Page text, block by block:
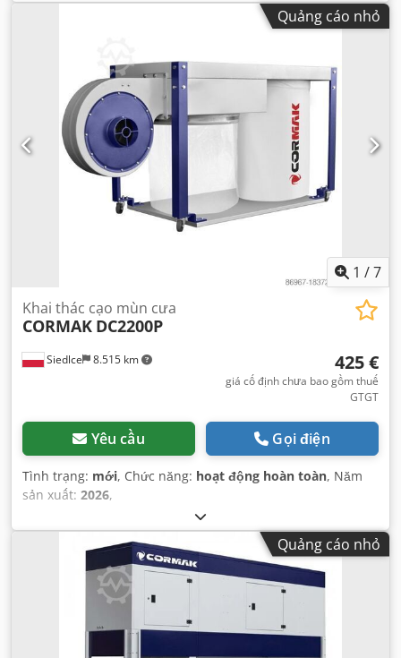
Quảng cáo nhỏ
1 /7
Siedlce 8.515 km
Khai thác cạo mùn cưa
CORMAK DC2200P
425 €
giá cố định chưa bao gồm thuế
GTGT
Yêu cầu Gọi điện
Tình trạng: mới, Chức năng: hoạt động hoàn toàn, Năm
sản xuất: 2026,
Quảng cáo nhỏ